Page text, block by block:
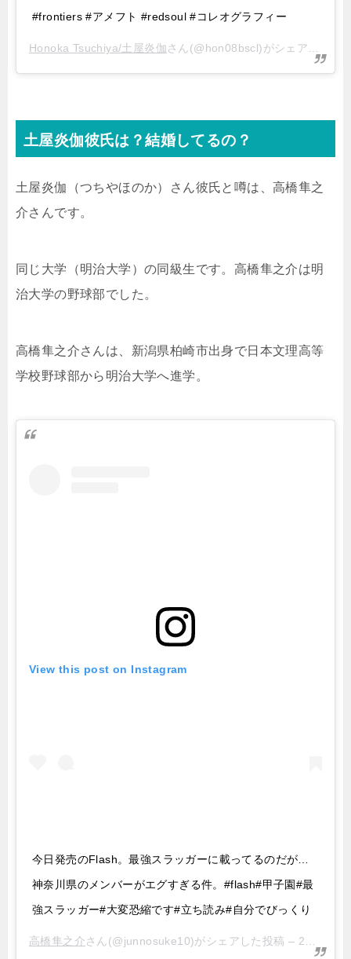
#frontiers #アメフト #redsoul #コレオグラフィー
Honoka Tsuchiya/土屋炎伽さん(@hon08bscl)がシェアした投稿 –
土屋炎伽彼氏は？結婚してるの？
土屋炎伽（つちやほのか）さん彼氏と噂は、 高橋隼之
介さんです。
同じ大学（明治大学）の同級生です。 高橋隼之介は明
治大学の野球部でした。
高橋隼之介さんは、新潟県柏崎市出身で日本文理高等
学校野球部から明治大学へ進学。
View this post on Instagram
今日発売のFlash。最強スラッガーに載ってるのだが…
神奈川県のメンバーがエグすぎる件。#flash#甲子園#最
強スラッガー#大変恐縮です#立ち読み#自分でびっくり
高橋隼之介さん(@junnosuke10)がシェアした投稿 – 2017年 7月月24日午前8時48分PDT